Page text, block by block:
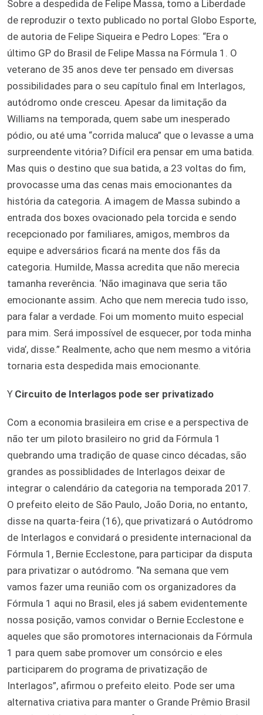
Sobre a despedida de Felipe Massa, tomo a Liberdade
de reproduzir o texto publicado no portal Globo Esporte,
de autoria de Felipe Siqueira e Pedro Lopes: “Era o
último GP do Brasil de Felipe Massa na Fórmula 1. O
veterano de 35 anos deve ter pensado em diversas
possibilidades para o seu capítulo final em Interlagos,
autódromo onde cresceu. Apesar da limitação da
Williams na temporada, quem sabe um inesperado
pódio, ou até uma “corrida maluca” que o levasse a uma
surpreendente vitória? Difícil era pensar em uma batida.
Mas quis o destino que sua batida, a 23 voltas do fim,
provocasse uma das cenas mais emocionantes da
história da categoria. A imagem de Massa subindo a
entrada dos boxes ovacionado pela torcida e sendo
recepcionado por familiares, amigos, membros da
equipe e adversários ficará na mente dos fãs da
categoria. Humilde, Massa acredita que não merecia
tamanha reverência. ‘Não imaginava que seria tão
emocionante assim. Acho que nem merecia tudo isso,
para falar a verdade. Foi um momento muito especial
para mim. Será impossível de esquecer, por toda minha
vida’, disse.” Realmente, acho que nem mesmo a vitória
tornaria esta despedida mais emocionante.
ϒ Circuito de Interlagos pode ser privatizado
Com a economia brasileira em crise e a perspectiva de
não ter um piloto brasileiro no grid da Fórmula 1
quebrando uma tradição de quase cinco décadas, são
grandes as possiblidades de Interlagos deixar de
integrar o calendário da categoria na temporada 2017.
O prefeito eleito de São Paulo, João Doria, no entanto,
disse na quarta-feira (16), que privatizará o Autódromo
de Interlagos e convidará o presidente internacional da
Fórmula 1, Bernie Ecclestone, para participar da disputa
para privatizar o autódromo. “Na semana que vem
vamos fazer uma reunião com os organizadores da
Fórmula 1 aqui no Brasil, eles já sabem evidentemente
nossa posição, vamos convidar o Bernie Ecclestone e
aqueles que são promotores internacionais da Fórmula
1 para quem sabe promover um consórcio e eles
participarem do programa de privatização de
Interlagos”, afirmou o prefeito eleito. Pode ser uma
alternativa criativa para manter o Grande Prêmio Brasil